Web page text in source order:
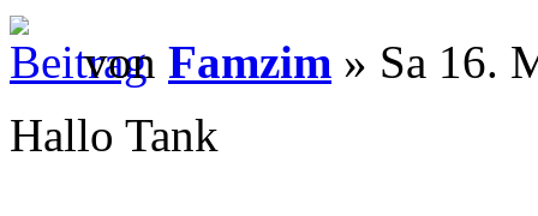
von Famzim » Sa 16.
Hallo Tank